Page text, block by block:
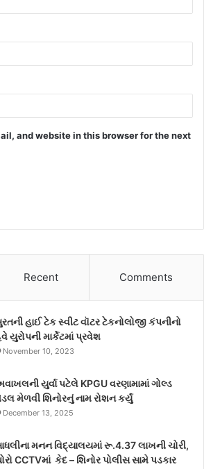
and website in this browser for the next
Recent Comments
હાઈ ટેક સ્વીટ વૉટર ટેકનોલોજી કંપનીનો
યુરોપની માર્કેટમાં પ્રવેશ
November 10, 2023
યુર્વા પટેલે KPGU વરણામામાં ગોલ્ડ
મેળવી શિનોરનું નામ રોશન કર્યું
December 13, 2025
મનન વિદ્યાલયમાં રૂ.4.37 લાખની ચોરી,
CCTVમાં કેદ – શિનોર પોલીસ સામે પડકાર